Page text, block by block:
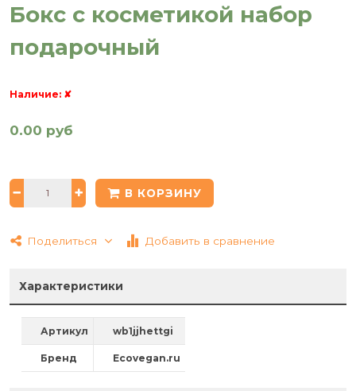
Бокс с косметикой набор
подарочный
Наличие: ✘
0.00 руб
В КОРЗИНУ
Поделиться Добавить в сравнение
Характеристики
Артикул wb1jjhettgi
Бренд Ecovegan.ru